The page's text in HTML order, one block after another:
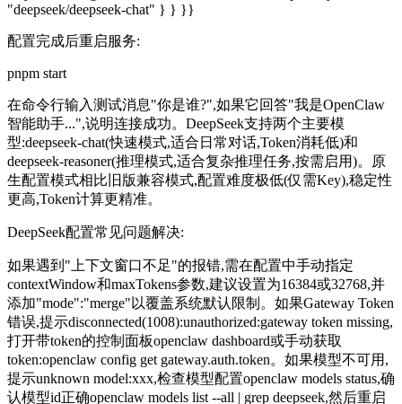
"deepseek/deepseek-chat" } } }}
配置完成后重启服务:
pnpm start
在命令行输入测试消息"你是谁?",如果它回答"我是OpenClaw
智能助手...",说明连接成功。DeepSeek支持两个主要模
型:deepseek-chat(快速模式,适合日常对话,Token消耗低)和
deepseek-reasoner(推理模式,适合复杂推理任务,按需启用)。原
生配置模式相比旧版兼容模式,配置难度极低(仅需Key),稳定性
更高,Token计算更精准。
DeepSeek配置常见问题解决:
如果遇到"上下文窗口不足"的报错,需在配置中手动指定
contextWindow和maxTokens参数,建议设置为16384或32768,并
添加"mode":"merge"以覆盖系统默认限制。如果Gateway Token
错误,提示disconnected(1008):unauthorized:gateway token missing,
打开带token的控制面板openclaw dashboard或手动获取
token:openclaw config get gateway.auth.token。如果模型不可用,
提示unknown model:xxx,检查模型配置openclaw models status,确
认模型id正确openclaw models list --all | grep deepseek,然后重启